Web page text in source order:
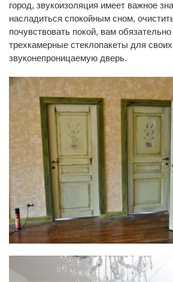
город, звукоизоляция имеет важное
насладиться спокойным сном,
почувствовать покой, вам
трехкамерные стеклопакеты для
звуконепроницаемую дверь.